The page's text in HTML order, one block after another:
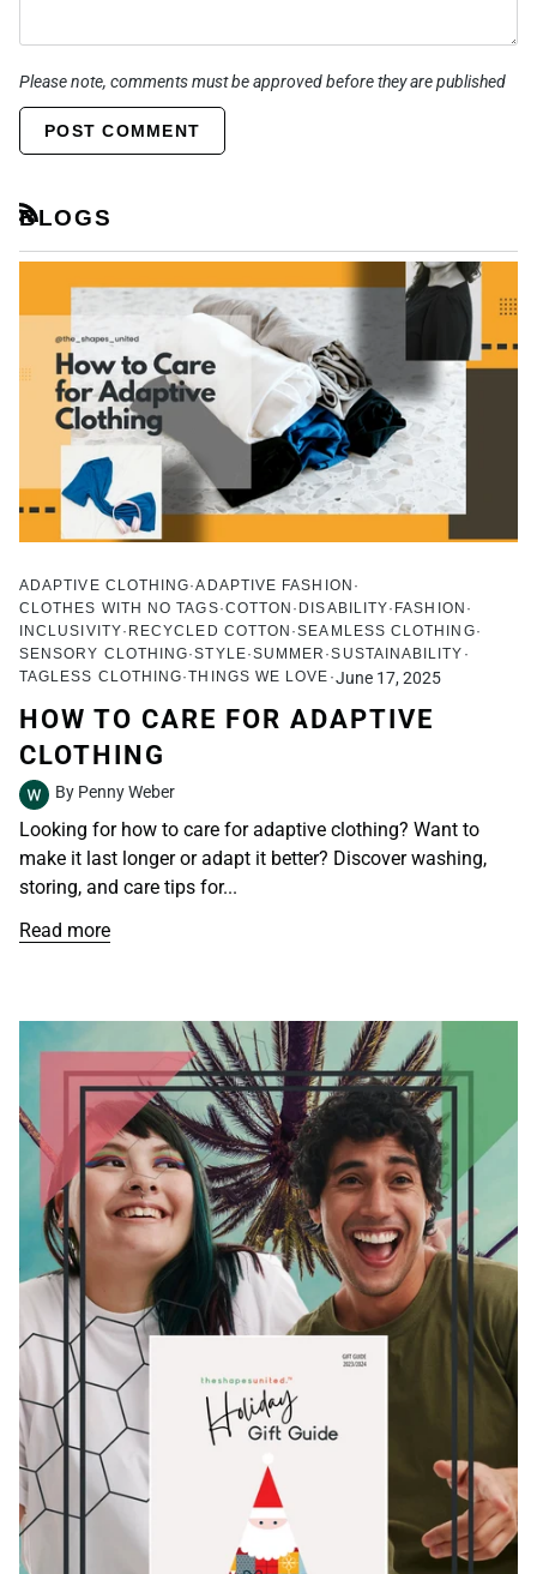
Please note, comments must be approved before they are published
POST COMMENT
BLOGS
ADAPTIVE CLOTHING ADAPTIVE FASHION
CLOTHES WITH NO TAGS COTTON DISABILITY FASHION
INCLUSIVITY RECYCLED COTTON SEAMLESS CLOTHING
SENSORY CLOTHING STYLE SUMMER SUSTAINABILITY
TAGLESS CLOTHING THINGS WE LOVE June 17, 2025
HOW TO CARE FOR ADAPTIVE
CLOTHING
By Penny Weber
Looking for how to care for adaptive clothing? Want to
make it last longer or adapt it better? Discover washing,
storing, and care tips for...
Read more